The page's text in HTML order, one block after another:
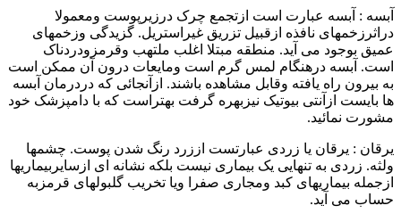
آبسه : آبسه عبارت است ازتجمع چرک درزیرپوست ومعمولا
دراثرزخمهای نافذه ازقبیل تزریق غیراستریل. گزیدگی وزخمهای
عمیق بوجود می آید. منطقه مبتلا اغلب ملتهب وقرمزودردناک
است. آبسه درهنگام لمس گرم است ومایعات درون آن ممکن است
به بیرون راه یافته وقابل مشاهده باشند. ازآنجائی که دردرمان آبسه
ها بایست ازآنتی بیوتیک نیزبهره گرفت بهتراست که با دامپزشک خود
مشورت نمائید.
یرقان : یرقان یا زردی عبارتست اززرد رنگ شدن پوست. چشمها
ولثه. زردی به تنهایی یک بیماری نیست بلکه نشانه ای ازسایربیماریها
ازجمله بیماریهای کبد ومجاری صفرا ویا تخریب گلبولهای قرمزبه
حساب می آید.